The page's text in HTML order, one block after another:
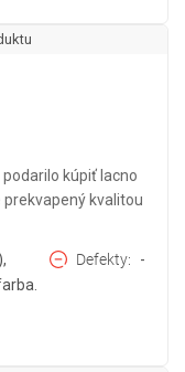
kúpiť lacno
kvalitou
Defekty -